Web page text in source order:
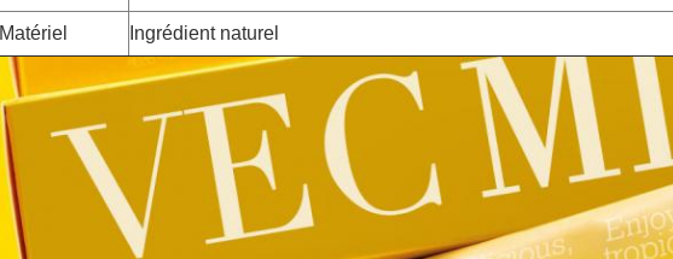
Matériel Ingrédient naturel